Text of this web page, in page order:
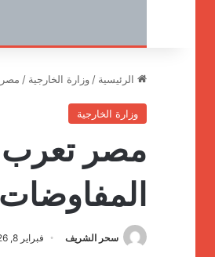
الرئيسية / وزارة الخارجية / مصر
وزارة الخارجية
مصر تعرب
المفاوضات
سحر الشريف فبراير 8, 2026